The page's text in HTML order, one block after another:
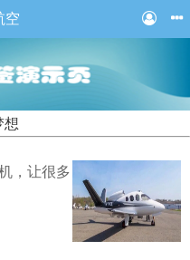
空
想
，让很多